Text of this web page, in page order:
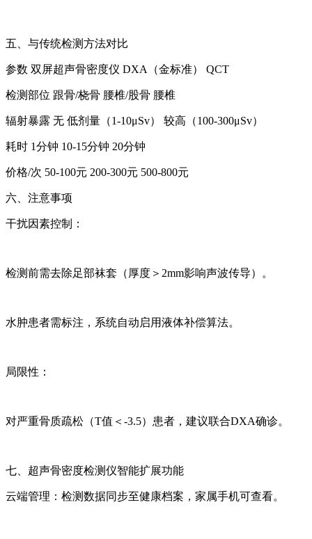
五、与传统检测方法对比
参数 双屏超声骨密度仪 DXA（金标准） QCT
检测部位 跟骨/桡骨 腰椎/股骨 腰椎
辐射暴露 无 低剂量（1-10μSv） 较高（100-300μSv）
耗时 1分钟 10-15分钟 20分钟
价格/次 50-100元 200-300元 500-800元
六、注意事项
干扰因素控制：
检测前需去除足部袜套（厚度＞2mm影响声波传导）。
水肿患者需标注，系统自动启用液体补偿算法。
局限性：
对严重骨质疏松（T值＜-3.5）患者，建议联合DXA确诊。
七、超声骨密度检测仪智能扩展功能
云端管理：检测数据同步至健康档案，家属手机可查看。